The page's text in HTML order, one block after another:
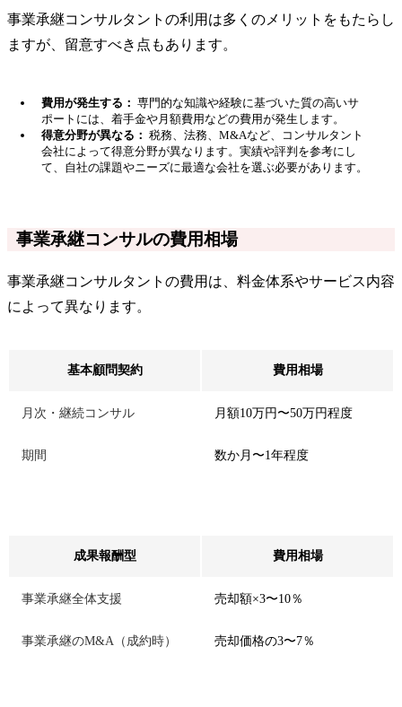
事業承継コンサルタントの利用は多くのメリットをもたらし
ますが、留意すべき点もあります。
費用が発生する： 専門的な知識や経験に基づいた質の高いサ
ポートには、着手金や月額費用などの費用が発生します。
得意分野が異なる： 税務、法務、M&Aなど、コンサルタント
会社によって得意分野が異なります。実績や評判を参考にし
て、自社の課題やニーズに最適な会社を選ぶ必要があります。
事業承継コンサルの費用相場
事業承継コンサルタントの費用は、料金体系やサービス内容
によって異なります。
基本顧問契約 費用相場
月次・継続コンサル 月額10万円〜50万円程度
期間 数か月〜1年程度
成果報酬型 費用相場
事業承継全体支援 売却額×3〜10％
事業承継のM&A（成約時） 売却価格の3〜7％